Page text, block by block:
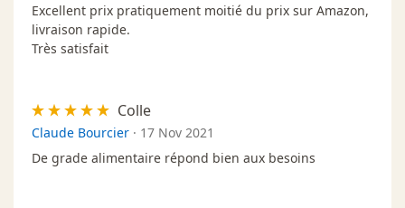
Excellent prix pratiquement moitié du prix sur Amazon,
livraison rapide.
Très satisfait
Colle
Claude Bourcier · 17 Nov 2021
De grade alimentaire répond bien aux besoins